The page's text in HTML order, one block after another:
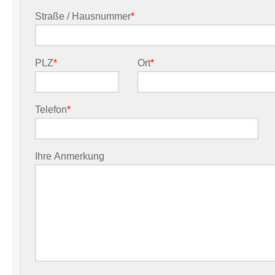
Straße / Hausnummer*
PLZ* Ort*
Telefon*
Ihre Anmerkung